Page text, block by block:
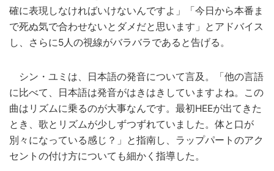
確に表現しなければいけないんですよ」「今日から本番ま
で死ぬ気で合わせないとダメだと思います」とアドバイス
し、さらに5人の視線がバラバラであると告げる。
シン・ユミは、日本語の発音について言及。「他の言語
に比べて、日本語は発音がはきはきしていますよね。この
曲はリズムに乗るのが大事なんです。最初HEEが出てきた
とき、歌とリズムが少しずつずれていました。体と口が
別々になっている感じ？」と指南し、ラップパートのアク
セントの付け方についても細かく指導した。